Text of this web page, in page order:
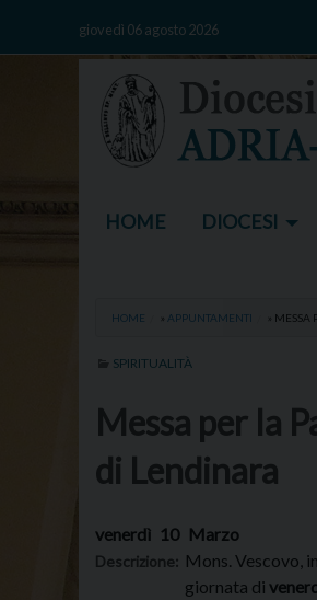
giovedì 06 agosto 2026
HOME DIOCESI
HOME » APPUNTAMENTI » MESSA
SPIRITUALITÀ
Messa per la
di Lendinara
venerdì 10 Marzo
Descrizione: Mons. Vescovo,
giornata di